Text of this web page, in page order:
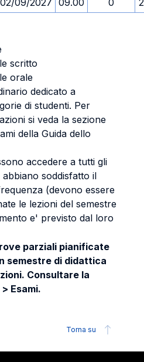
02/09/2027 09.00 0
scritto
orale
dedicato a
di studenti. Per
si veda la sezione
della Guida dello
accedere a tutti gli
soddisfatto il
(devono essere
le lezioni del semestre
e' previsto dal loro
parziali pianificate
semestre di didattica
Consultare la
Esami.
Torna su